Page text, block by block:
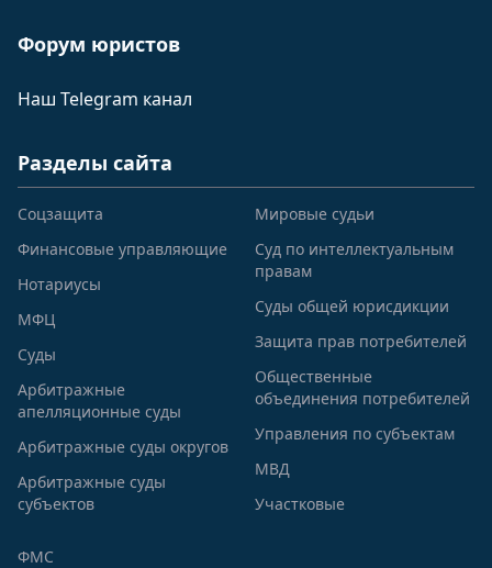
Форум юристов
Наш Telegram канал
Разделы сайта
Соцзащита
Финансовые управляющие
Нотариусы
МФЦ
Суды
Арбитражные
апелляционные суды
Арбитражные суды округов
Арбитражные суды
субъектов
Мировые судьи
Суд по интеллектуальным
правам
Суды общей юрисдикции
Защита прав потребителей
Общественные
объединения потребителей
Управления по субъектам
МВД
Участковые
ФМС